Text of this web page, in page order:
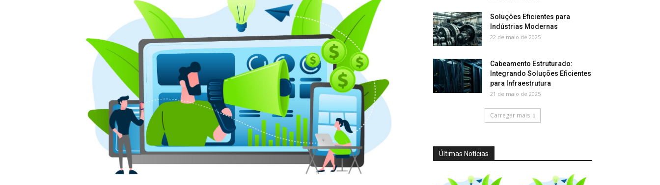
Soluções Eficientes para
Indústrias Modernas
22 de maio de 2025
Cabeamento Estruturado:
Integrando Soluções Eficientes
para Infraestrutura
21 de maio de 2025
Carregar mais
Últimas Notícias